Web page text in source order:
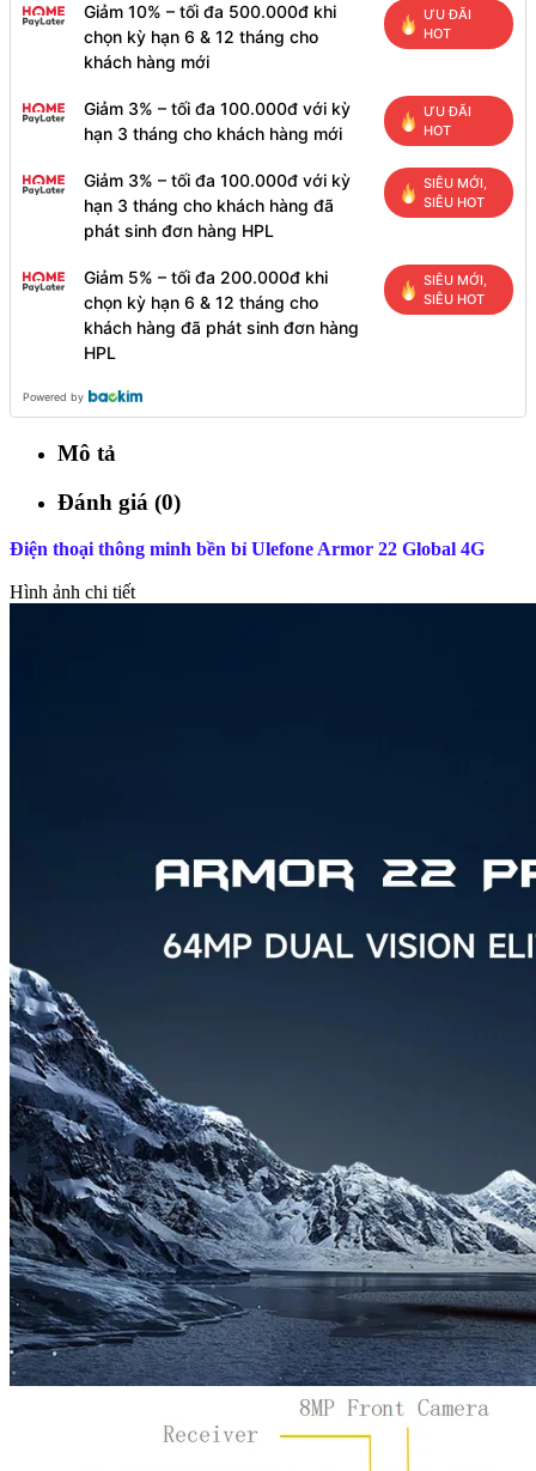
Giảm 10% – tối đa 500.000đ khi
chọn kỳ hạn 6 & 12 tháng cho
khách hàng mới
ƯU ĐÃI
HOT
Giảm 3% – tối đa 100.000đ với kỳ
hạn 3 tháng cho khách hàng mới
ƯU ĐÃI
HOT
Giảm 3% – tối đa 100.000đ với kỳ
hạn 3 tháng cho khách hàng đã
phát sinh đơn hàng HPL
SIÊU MỚI,
SIÊU HOT
Giảm 5% – tối đa 200.000đ khi
chọn kỳ hạn 6 & 12 tháng cho
khách hàng đã phát sinh đơn hàng
HPL
SIÊU MỚI,
SIÊU HOT
Powered by
Mô tả
Đánh giá (0)
Điện thoại thông minh bền bỉ Ulefone Armor 22 Global 4G
Hình ảnh chi tiết